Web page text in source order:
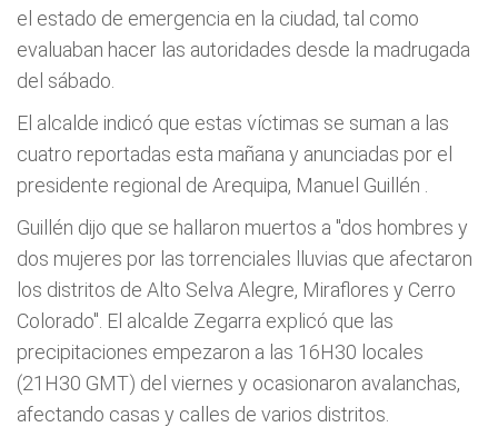
el estado de emergencia en la ciudad, tal como
evaluaban hacer las autoridades desde la madrugada
del sábado.
El alcalde indicó que estas víctimas se suman a las
cuatro reportadas esta mañana y anunciadas por el
presidente regional de Arequipa, Manuel Guillén .
Guillén dijo que se hallaron muertos a "dos hombres y
dos mujeres por las torrenciales lluvias que afectaron
los distritos de Alto Selva Alegre, Miraflores y Cerro
Colorado". El alcalde Zegarra explicó que las
precipitaciones empezaron a las 16H30 locales
(21H30 GMT) del viernes y ocasionaron avalanchas,
afectando casas y calles de varios distritos.